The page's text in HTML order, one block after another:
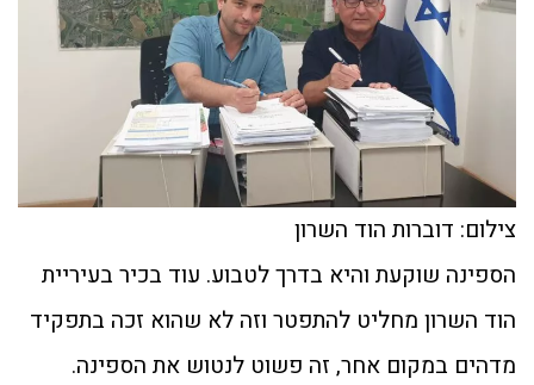
צילום: דוברות הוד השרון
הספינה שוקעת והיא בדרך לטבוע. עוד בכיר בעיריית
הוד השרון מחליט להתפטר וזה לא שהוא זכה בתפקיד
מדהים במקום אחר, זה פשוט לנטוש את הספינה.